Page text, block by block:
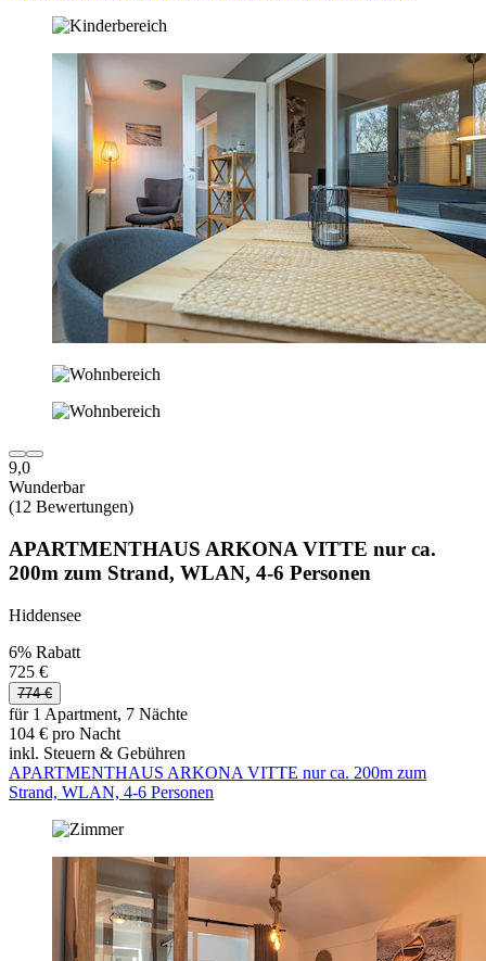
9,0
Wunderbar
(12 Bewertungen)
APARTMENTHAUS ARKONA VITTE nur ca.
200m zum Strand, WLAN, 4-6 Personen
Hiddensee
6% Rabatt
725 €
774 €
für 1 Apartment, 7 Nächte
104 € pro Nacht
inkl. Steuern & Gebühren
APARTMENTHAUS ARKONA VITTE nur ca. 200m zum
Strand, WLAN, 4-6 Personen